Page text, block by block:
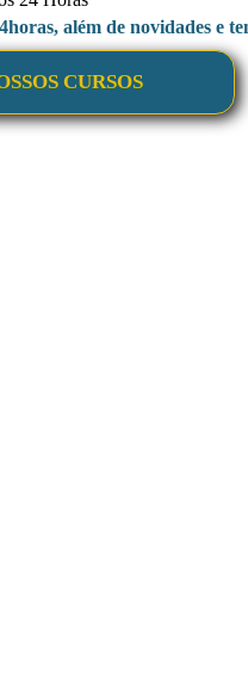
além de novidades e
CURSOS